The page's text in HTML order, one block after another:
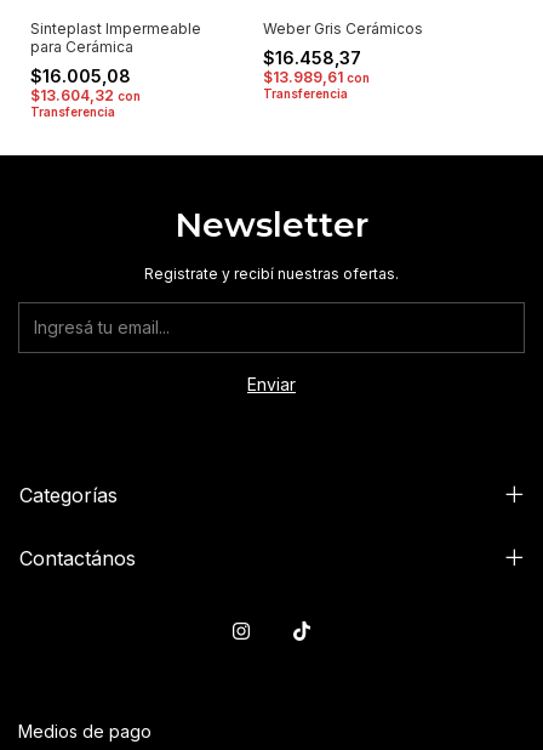
Sinteplast Impermeable
para Cerámica
$16.005,08
$13.604,32 con
Transferencia
Weber Gris Cerámicos
$16.458,37
$13.989,61con
Transferencia
Newsletter
Registrate y recibí nuestras ofertas.
Categorías
Contactános
Medios de pago